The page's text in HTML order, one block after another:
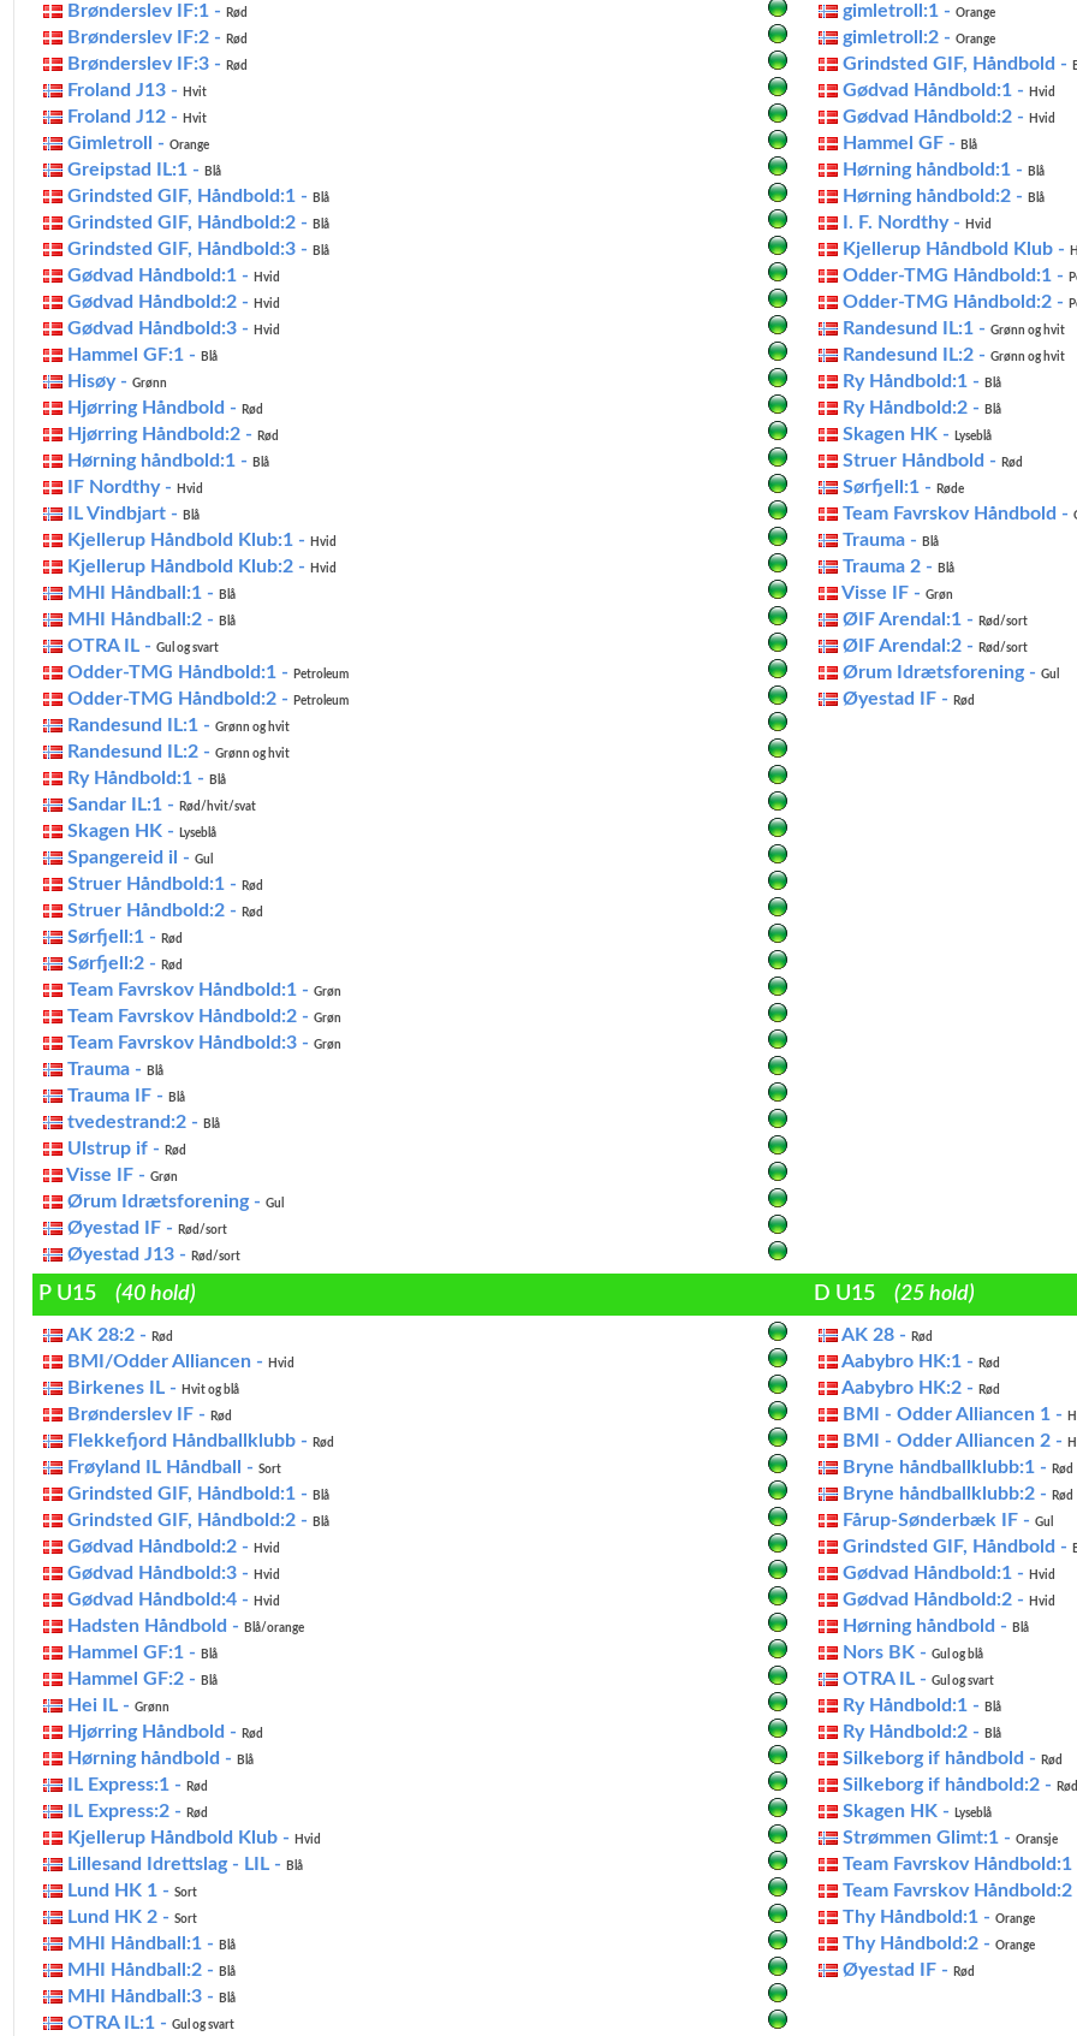
Brønderslev IF:1 - Rød
Brønderslev IF:2 - Rød
Brønderslev IF:3 - Rød
Froland J13 - Hvit
Froland J12 - Hvit
Gimletroll - Orange
Greipstad IL:1 - Blå
Grindsted GIF, Håndbold:1 - Blå
Grindsted GIF, Håndbold:2 - Blå
Grindsted GIF, Håndbold:3 - Blå
Gødvad Håndbold:1 - Hvid
Gødvad Håndbold:2 - Hvid
Gødvad Håndbold:3 - Hvid
Hammel GF:1 - Blå
Hisøy - Grønn
Hjørring Håndbold - Rød
Hjørring Håndbold:2 - Rød
Hørning håndbold:1 - Blå
IF Nordthy - Hvid
IL Vindbjart - Blå
Kjellerup Håndbold Klub:1 - Hvid
Kjellerup Håndbold Klub:2 - Hvid
MHI Håndball:1 - Blå
MHI Håndball:2 - Blå
OTRA IL - Gul og svart
Odder-TMG Håndbold:1 - Petroleum
Odder-TMG Håndbold:2 - Petroleum
Randesund IL:1 - Grønn og hvit
Randesund IL:2 - Grønn og hvit
Ry Håndbold:1 - Blå
Sandar IL:1 - Rød/hvit/svat
Skagen HK - Lyseblå
Spangereid il - Gul
Struer Håndbold:1 - Rød
Struer Håndbold:2 - Rød
Sørfjell:1 - Rød
Sørfjell:2 - Rød
Team Favrskov Håndbold:1 - Grøn
Team Favrskov Håndbold:2 - Grøn
Team Favrskov Håndbold:3 - Grøn
Trauma - Blå
Trauma IF - Blå
tvedestrand:2 - Blå
Ulstrup if - Rød
Visse IF - Grøn
Ørum Idrætsforening - Gul
Øyestad IF - Rød/sort
Øyestad J13 - Rød/sort
gimletroll:1 - Orange
gimletroll:2 - Orange
Grindsted GIF, Håndbold -
Gødvad Håndbold:1 - Hvid
Gødvad Håndbold:2 - Hvid
Hammel GF - Blå
Hørning håndbold:1 - Blå
Hørning håndbold:2 - Blå
I. F. Nordthy - Hvid
Kjellerup Håndbold Klub -
Odder-TMG Håndbold:1 -
Odder-TMG Håndbold:2 -
Randesund IL:1 - Grønn og hvit
Randesund IL:2 - Grønn og hvit
Ry Håndbold:1 - Blå
Ry Håndbold:2 - Blå
Skagen HK - Lyseblå
Struer Håndbold - Rød
Sørfjell:1 - Røde
Team Favrskov Håndbold -
Trauma - Blå
Trauma 2 - Blå
Visse IF - Grøn
ØIF Arendal:1 - Rød/sort
ØIF Arendal:2 - Rød/sort
Ørum Idrætsforening - Gul
Øyestad IF - Rød
P U15 (40 hold) D U15 (25 hold)
AK 28:2 - Rød
BMI/Odder Alliancen - Hvid
Birkenes IL - Hvit og blå
Brønderslev IF - Rød
Flekkefjord Håndballklubb - Rød
Frøyland IL Håndball - Sort
Grindsted GIF, Håndbold:1 - Blå
Grindsted GIF, Håndbold:2 - Blå
Gødvad Håndbold:2 - Hvid
Gødvad Håndbold:3 - Hvid
Gødvad Håndbold:4 - Hvid
Hadsten Håndbold - Blå/orange
Hammel GF:1 - Blå
Hammel GF:2 - Blå
Hei IL - Grønn
Hjørring Håndbold - Rød
Hørning håndbold - Blå
IL Express:1 - Rød
IL Express:2 - Rød
Kjellerup Håndbold Klub - Hvid
Lillesand Idrettslag - LIL - Blå
Lund HK 1 - Sort
Lund HK 2 - Sort
MHI Håndball:1 - Blå
MHI Håndball:2 - Blå
MHI Håndball:3 - Blå
OTRA IL:1 - Gul og svart
AK 28 - Rød
Aabybro HK:1 - Rød
Aabybro HK:2 - Rød
BMI - Odder Alliancen 1 -
BMI - Odder Alliancen 2 -
Bryne håndballklubb:1 - Rød
Bryne håndballklubb:2 - Rød
Fårup-Sønderbæk IF - Gul
Grindsted GIF, Håndbold -
Gødvad Håndbold:1 - Hvid
Gødvad Håndbold:2 - Hvid
Hørning håndbold - Blå
Nors BK - Gul og blå
OTRA IL - Gul og svart
Ry Håndbold:1 - Blå
Ry Håndbold:2 - Blå
Silkeborg if håndbold - Rød
Silkeborg if håndbold:2 - Rød
Skagen HK - Lyseblå
Strømmen Glimt:1 - Oransje
Team Favrskov
Team Favrskov
Thy Håndbold:1 - Orange
Thy Håndbold:2 - Orange
Øyestad IF - Rød